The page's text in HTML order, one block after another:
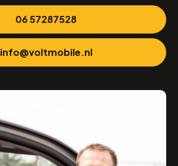
06 57287528
info@voltmobile.nl